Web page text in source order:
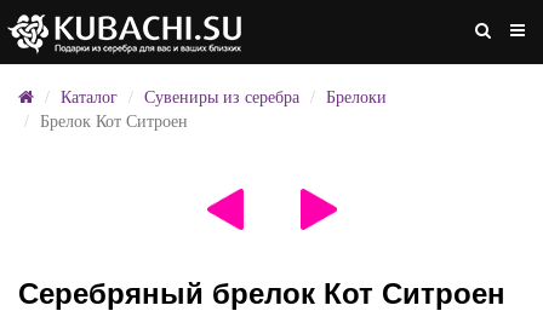
Каталог Сувениры из серебра
Брелоки
Брелок Кот Ситроен
Серебряный брелок Кот Ситроен